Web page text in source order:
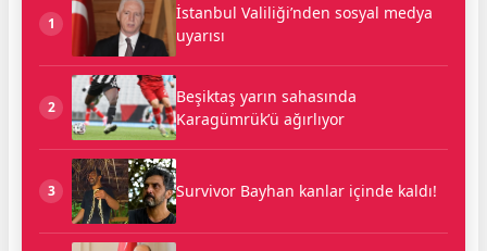
1
İstanbul Valiliği’nden sosyal medya
uyarısı
2
Beşiktaş yarın sahasında
Karagümrük’ü ağırlıyor
3 Survivor Bayhan kanlar içinde kaldı!